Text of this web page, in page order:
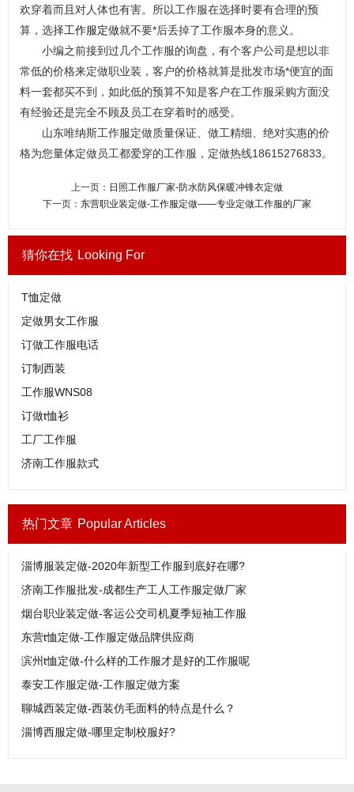
欢穿着而且对人体也有害。所以工作服在选择时要有合理的预
算，选择工作服定做就不要*后丢掉了工作服本身的意义。
小编之前接到过几个工作服的询盘，有个客户公司是想以非
常低的价格来定做职业装，客户的价格就算是批发市场*便宜的面
料一套都买不到，如此低的预算不知是客户在工作服采购方面没
有经验还是完全不顾及员工在穿着时的感受。
山东唯纳斯工作服定做质量保证、做工精细、绝对实惠的价
格为您量体定做员工都爱穿的工作服，定做热线18615276833。
上一页： 日照工作服厂家-防水防风保暖冲锋衣定做
下一页： 东营职业装定做-工作服定做——专业定做工作服的厂家
猜你在找 Looking For
T恤定做
定做男女工作服
订做工作服电话
订制西装
工作服WNS08
订做t恤衫
工厂工作服
济南工作服款式
热门文章 Popular Articles
淄博服装定做-2020年新型工作服到底好在哪?
济南工作服批发-成都生产工人工作服定做厂家
烟台职业装定做-客运公交司机夏季短袖工作服
东营t恤定做-工作服定做品牌供应商
滨州t恤定做-什么样的工作服才是好的工作服呢
泰安工作服定做-工作服定做方案
聊城西装定做-西装仿毛面料的特点是什么？
淄博西服定做-哪里定制校服好?